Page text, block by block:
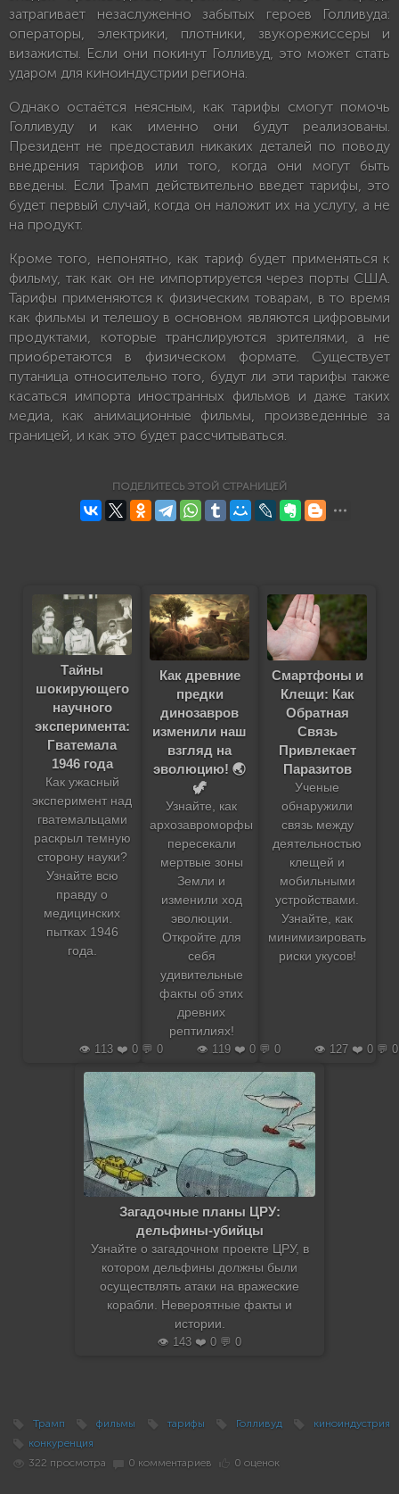
затрагивает незаслуженно забытых героев Голливуда:
операторы, электрики, плотники, звукорежиссеры и
визажисты. Если они покинут Голливуд, это может стать
ударом для киноиндустрии региона.
Однако остаётся неясным, как тарифы смогут помочь
Голливуду и как именно они будут реализованы.
Президент не предоставил никаких деталей по поводу
внедрения тарифов или того, когда они могут быть
введены. Если Трамп действительно введет тарифы, это
будет первый случай, когда он наложит их на услугу, а не
на продукт.
Кроме того, непонятно, как тариф будет применяться к
фильму, так как он не импортируется через порты США.
Тарифы применяются к физическим товарам, в то время
как фильмы и телешоу в основном являются цифровыми
продуктами, которые транслируются зрителями, а не
приобретаются в физическом формате. Существует
путаница относительно того, будут ли эти тарифы также
касаться импорта иностранных фильмов и даже таких
медиа, как анимационные фильмы, произведенные за
границей, и как это будет рассчитываться.
ПОДЕЛИТЕСЬ ЭТОЙ СТРАНИЦЕЙ
Тайны
шокирующего
научного
эксперимента:
Гватемала
1946 года
Как ужасный
эксперимент над
гватемальцами
раскрыл темную
сторону науки?
Узнайте всю
правду о
медицинских
пытках 1946
года.
👁️ 113 ❤️ 0 💬 0
Как древние
предки
динозавров
изменили наш
взгляд на
эволюцию! 🌏
🦖
Узнайте, как
архозавроморфы
пересекали
мертвые зоны
Земли и
изменили ход
эволюции.
Откройте для
себя
удивительные
факты об этих
древних
рептилиях!
👁️ 119 ❤️ 0 💬 0
Смартфоны и
Клещи: Как
Обратная
Связь
Привлекает
Паразитов
Ученые
обнаружили
связь между
деятельностью
клещей и
мобильными
устройствами.
Узнайте, как
минимизировать
риски укусов!
👁️ 127 ❤️ 0 💬 0
Загадочные планы ЦРУ:
дельфины-убийцы
Узнайте о загадочном проекте ЦРУ, в
котором дельфины должны были
осуществлять атаки на вражеские
корабли. Невероятные факты и
истории.
👁️ 143 ❤️ 0 💬 0
Трамп фильмы тарифы Голливуд
киноиндустрия
конкуренция
322 просмотра
0 комментариев 0 оценок